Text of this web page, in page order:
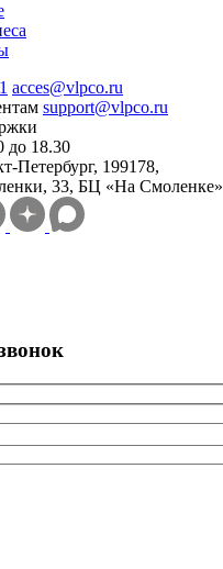
acces@vlpco.ru
support@vlpco.ru
до 18.30
Петербург, 199178,
33, БЦ «На Смоленке»